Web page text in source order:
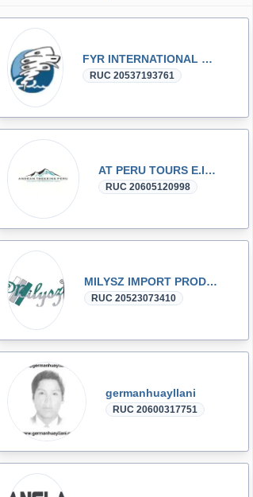
FYR INTERNATIONAL GROUP S.A.C
RUC 20537193761
AT PERU TOURS E.I.R.L.
RUC 20605120998
MILYSZ IMPORT PRODUCT E.I.R.L.
RUC 20523073410
germanhuayllani
RUC 20600317751